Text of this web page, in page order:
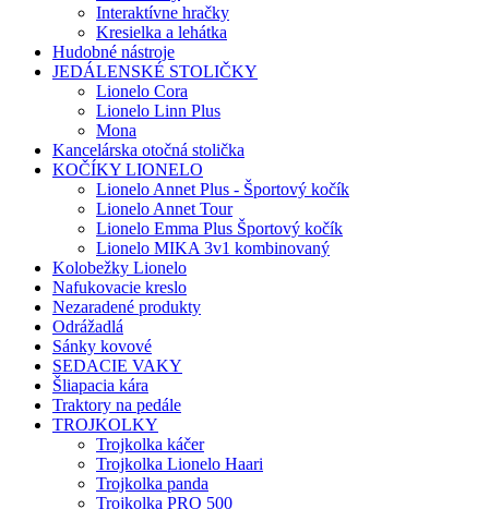
Interaktívne hračky
Kresielka a lehátka
Hudobné nástroje
JEDÁLENSKÉ STOLIČKY
Lionelo Cora
Lionelo Linn Plus
Mona
Kancelárska otočná stolička
KOČÍKY LIONELO
Lionelo Annet Plus - Športový kočík
Lionelo Annet Tour
Lionelo Emma Plus Športový kočík
Lionelo MIKA 3v1 kombinovaný
Kolobežky Lionelo
Nafukovacie kreslo
Nezaradené produkty
Odrážadlá
Sánky kovové
SEDACIE VAKY
Šliapacia kára
Traktory na pedále
TROJKOLKY
Trojkolka káčer
Trojkolka Lionelo Haari
Trojkolka panda
Trojkolka PRO 500